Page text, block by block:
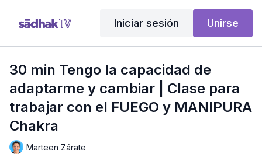
Iniciar sesión Unirse
30 min Tengo la capacidad de
adaptarme y cambiar | Clase para
trabajar con el FUEGO y MANIPURA
Chakra
Marteen Zárate